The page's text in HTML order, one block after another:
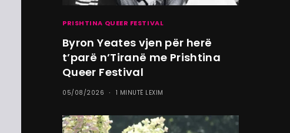
PRISHTINA QUEER FESTIVAL
Byron Yeates vjen për herë
t’parë n’Tiranë me Prishtina
Queer Festival
05/08/2026 1 MINUTË LEXIM